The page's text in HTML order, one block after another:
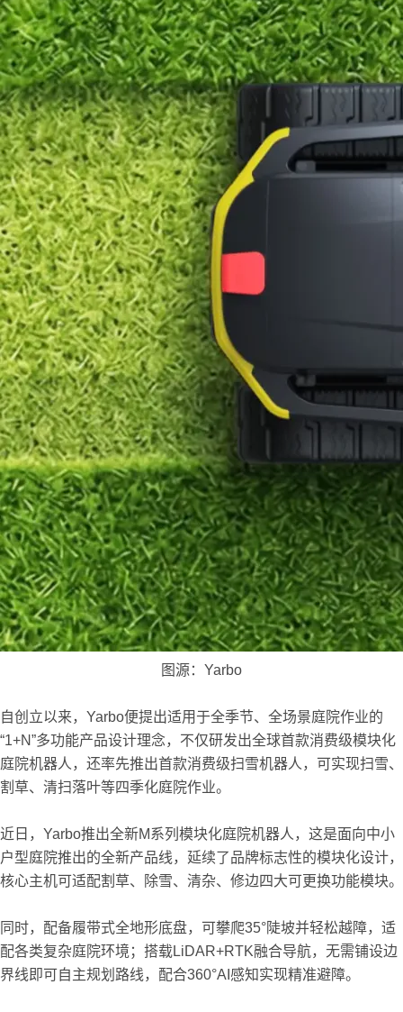
图源：Yarbo
自创立以来，Yarbo便提出适用于全季节、全场景庭院作业的
“1+N”多功能产品设计理念，不仅研发出全球首款消费级模块化
庭院机器人，还率先推出首款消费级扫雪机器人，可实现扫雪、
割草、清扫落叶等四季化庭院作业。
近日，Yarbo推出全新M系列模块化庭院机器人，这是面向中小
户型庭院推出的全新产品线，延续了品牌标志性的模块化设计，
核心主机可适配割草、除雪、清杂、修边四大可更换功能模块。
同时，配备履带式全地形底盘，可攀爬35°陡坡并轻松越障，适
配各类复杂庭院环境；搭载LiDAR+RTK融合导航，无需铺设边
界线即可自主规划路线，配合360°AI感知实现精准避障。